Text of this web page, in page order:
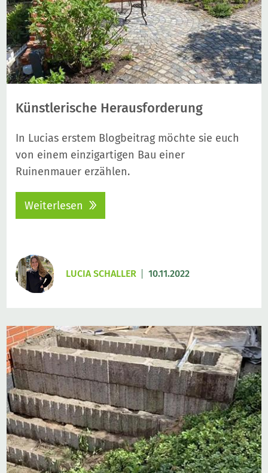
Künstlerische Herausforderung
In Lucias erstem Blogbeitrag möchte sie euch
von einem einzigartigen Bau einer
Ruinenmauer erzählen.
Weiterlesen
LUCIA SCHALLER 10.11.2022